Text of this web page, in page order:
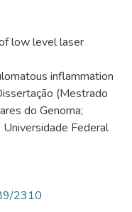
low level laser
inflammation
(Mestrado
do Genoma;
Federal
2310